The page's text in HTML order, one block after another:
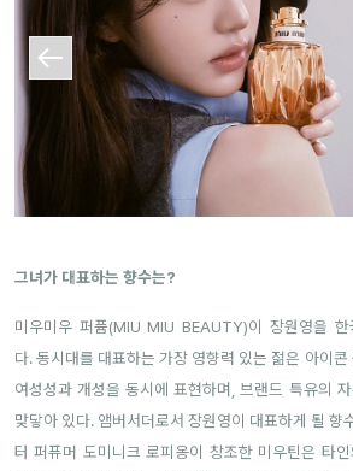
그녀가 대표하는 향수는?
미우미우 퍼퓸(MIU MIU BEAUTY)이 장원영을 한
다. 동시대를 대표하는 가장 영향력 있는 젊은 아이
여성성과 개성을 동시에 표현하며, 브랜드 특유의
맞닿아 있다. 앰버서더로서 장원영이 대표하게 될 향
터 퍼퓨머 도미니크 로피옹이 창조한 미우틴은 타인